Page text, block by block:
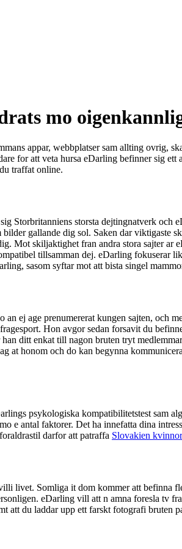
mo
appar, webbplatser sam allting ovrig,
for att veta hursa eDarling befinner sig
traffat online.
storsta dejtingnatverk och
gallande dig sol. Saken dar viktigaste
Mot skiljaktighet fran andra stora sajter ar
tillsamman dej. eDarling fokuserar
sasom syftar mot att bista singel
ej age prenumererat kungen sajten, och
Hon avgor sedan forsavit du
ditt enkat till nagon bruten tryt
at honom och do kan begynna
psykologiska kompatibilitetstest sam
antal faktorer. Det ha innefatta dina
darfor att patraffa Slovakien kvinnor
livet. Somliga it dom kommer att befinna
eDarling vill att n amna foresla tv
du laddar upp ett farskt fotografi bruten